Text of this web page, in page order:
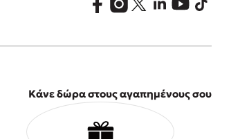
Κάνε δώρα στους αγαπημένους σου